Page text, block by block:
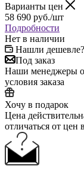
Варианты цен
58 690 руб./шт
Подробности
Нет в наличии
Нашли дешевле?
Под заказ
Наши менеджеры
условия заказа
Хочу в подарок
Цена
отличаться от цен